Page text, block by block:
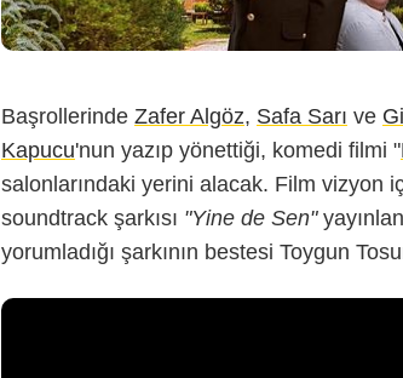
Başrollerinde Zafer Algöz, Safa Sarı ve
Kapucu'nun yazıp yönettiği, komedi filmi "
salonlarındaki yerini alacak. Film vizyon
soundtrack şarkısı "Yine de Sen"
yorumladığı şarkının bestesi Toygun